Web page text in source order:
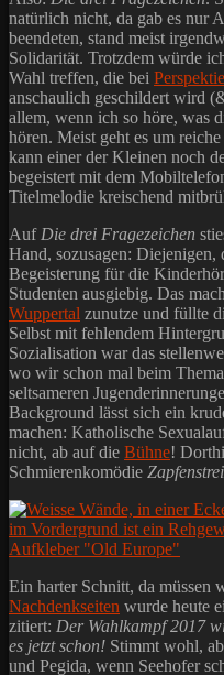
natürlich nicht, da gab es nur
beendeten, stand meist
Solidarität. Trotzdem würde
Wahl treffen, die bei
anschaulich geschildert wird
allem, wenn ich so höre, was
hören. Meist geht es um
kann einer der Kleinen noch
begeistert mit dem
Titelmelodie kreischend
Auf Die drei Fragezeichen
Hand, sozusagen:
Begeisterung für die
Studenten ausgiebig. Das
Wuppertal zunutze und füllte
Selbst mit fehlendem
Sozialisation war das
wo wir schon mal beim
seltsameren
Background lässt sich ein
machen: Katholische
nicht, ab auf die Bühne!
Schmierenkomödie
Ein harter Schnitt, da müssen
Nachdenkseiten wurde heute
zitiert: Der Wahlkampf 2017
es jetzt schon! Stimmt wohl,
und Pegida, wenn Seehofer